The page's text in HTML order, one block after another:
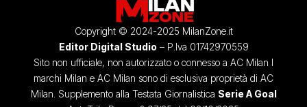
Copyright © 2024-2025 MilanZone.it
Editor Digital Studio – P.Iva 01742970559
Sito non ufficiale, non autorizzato o connesso a AC Milan I
marchi Milan e AC Milan sono di esclusiva proprietà di AC
Milan. Supplemento alla Testata Giornalistica Serie A Goal